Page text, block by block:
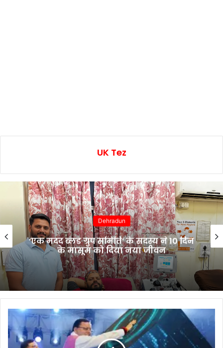
UK Tez
Dehradun
‘एक मदद ब्लड ग्रुप समिति’ के सदस्य ने 10 दिन
के मासूम को दिया नया जीवन